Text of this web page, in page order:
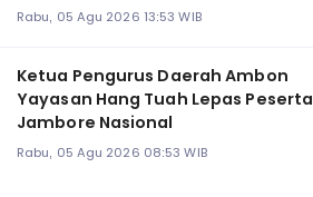
Rabu, 05 Agu 2026 13:53 WIB
Ketua Pengurus Daerah Ambon
Yayasan Hang Tuah Lepas Peserta
Jambore Nasional
Rabu, 05 Agu 2026 08:53 WIB